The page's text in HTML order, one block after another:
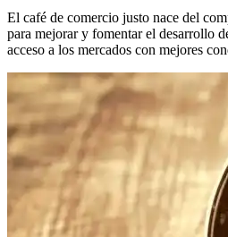
El café de comercio justo nace del
para mejorar y fomentar el desarrollo
acceso a los mercados con mejores